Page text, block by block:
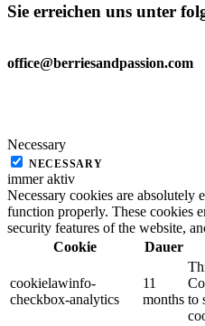
Sie erreichen uns unter
office@berriesandpassion.com
Necessary
NECESSARY
immer aktiv
Necessary cookies are absolutely
function properly. These cookies
security features of the website,
Cookie
Dauer
cookielawinfo-
checkbox-analytics
11
months to